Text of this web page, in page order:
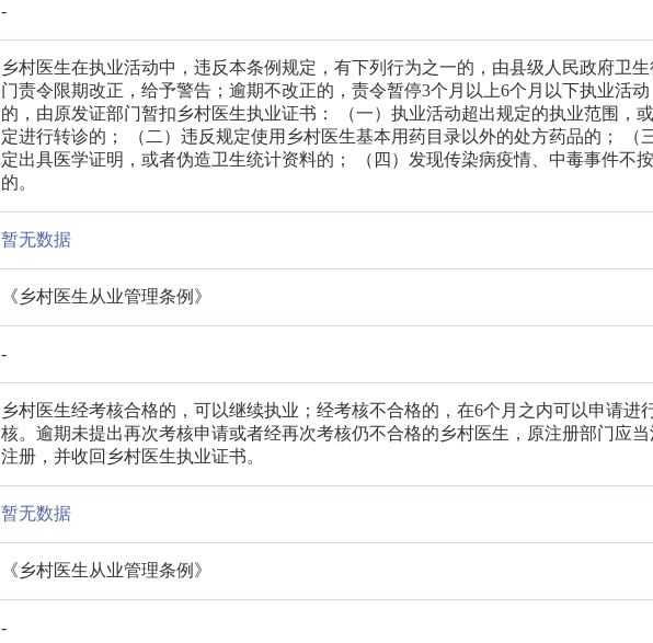
-
乡村医生在执业活动中，违反本条例规定，有下列行为之一的，由县级人民政府卫
门责令限期改正，给予警告；逾期不改正的，责令暂停3个月以上6个月以下执业活
的，由原发证部门暂扣乡村医生执业证书： （一）执业活动超出规定的执业范围，
定进行转诊的； （二）违反规定使用乡村医生基本用药目录以外的处方药品的； （
定出具医学证明，或者伪造卫生统计资料的； （四）发现传染病疫情、中毒事件不
的。
暂无数据
《乡村医生从业管理条例》
-
乡村医生经考核合格的，可以继续执业；经考核不合格的，在6个月之内可以申请进
核。逾期未提出再次考核申请或者经再次考核仍不合格的乡村医生，原注册部门应
注册，并收回乡村医生执业证书。
暂无数据
《乡村医生从业管理条例》
-